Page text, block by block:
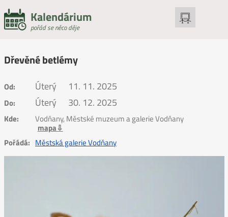
Kalendárium
pořád se něco děje
Dřevěné betlémy
Od: Úterý 11. 11. 2025
Do: Úterý 30. 12. 2025
Kde: Vodňany, Městské muzeum a galerie Vodňany
mapa⇩
Pořádá: Městská galerie Vodňany